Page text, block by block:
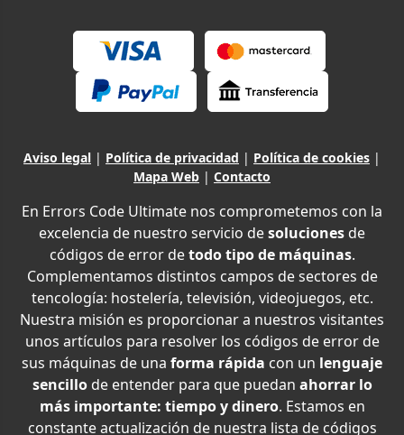
Aviso legal | Política de privacidad | Política de cookies |
Mapa Web | Contacto
En Errors Code Ultimate nos comprometemos con la
excelencia de nuestro servicio desoluciones de
códigos de error detodo tipo de máquinas.
Complementamos distintos campos de sectores de
tencología: hostelería, televisión, videojuegos, etc.
Nuestra misión es proporcionar a nuestros visitantes
unos artículos para resolver los códigos de error de
sus máquinas de una forma rápida con un lenguaje
sencillode entender para que puedan ahorrar lo
más importante: tiempo y dinero. Estamos en
constante actualización de nuestra lista de códigos